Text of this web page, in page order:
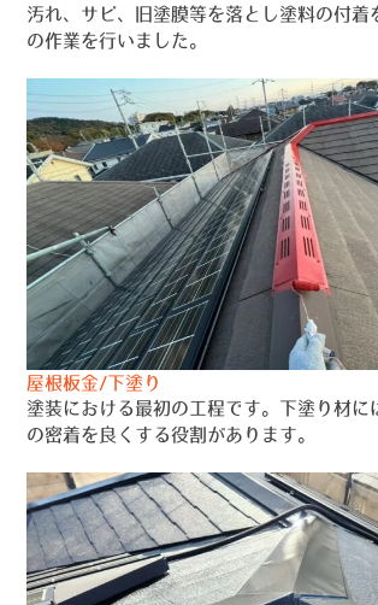
汚れ、サビ、旧塗膜等を落とし塗料の付着
の作業を行いました。
屋根板金/下塗り
塗装における最初の工程です。下塗り材に
の密着を良くする役割があります。